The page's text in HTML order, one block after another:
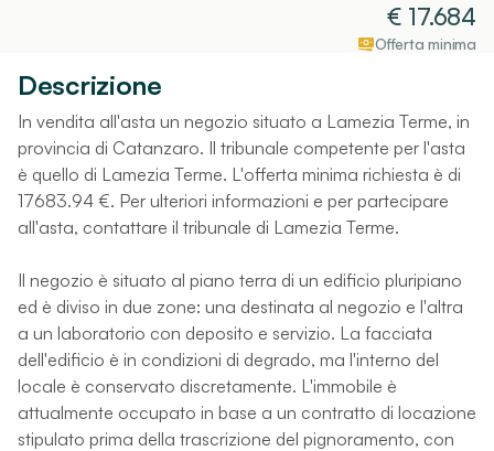
€ 17.684
Offerta minima
Descrizione
In vendita all'asta un negozio situato a Lamezia Terme, in
provincia di Catanzaro. Il tribunale competente per l'asta
è quello di Lamezia Terme. L'offerta minima richiesta è di
17683.94 €. Per ulteriori informazioni e per partecipare
all'asta, contattare il tribunale di Lamezia Terme.
Il negozio è situato al piano terra di un edificio pluripiano
ed è diviso in due zone: una destinata al negozio e l'altra
a un laboratorio con deposito e servizio. La facciata
dell'edificio è in condizioni di degrado, ma l'interno del
locale è conservato discretamente. L'immobile è
attualmente occupato in base a un contratto di locazione
stipulato prima della trascrizione del pignoramento, con